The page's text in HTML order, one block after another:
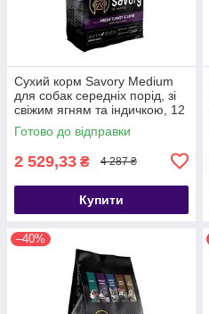
Сухий корм Savory Medium
для собак середніх порід, зі
свіжим ягням та індичкою, 12
кг
Готово до відправки
2 529,33 ₴ 4 287 ₴
Купити
–40%